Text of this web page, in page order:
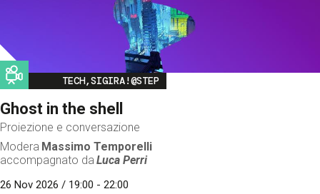
Image
TECH,SIGIRA!@STEP
Ghost in the shell
Proiezione e conversazione
Modera Massimo Temporelli
accompagnato da Luca Perri
26 Nov 2026 / 19:00 - 22:00